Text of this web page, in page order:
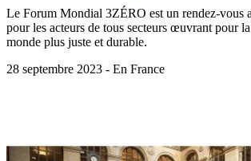
Le Forum Mondial 3ZÉRO est un rendez-vous
pour les acteurs de tous secteurs œuvrant pour
monde plus juste et durable.
28 septembre 2023 - En France